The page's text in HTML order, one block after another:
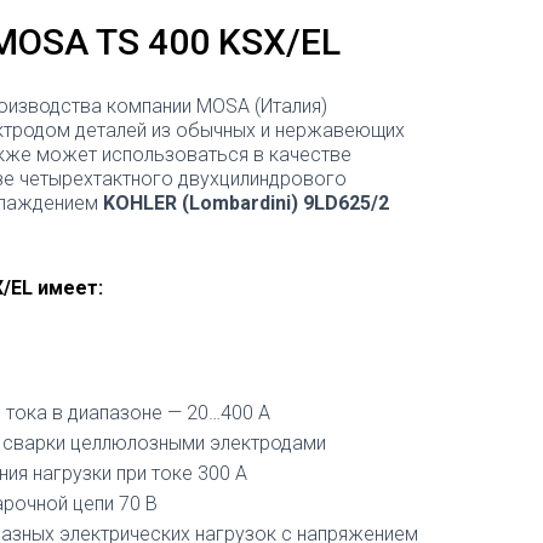
TS 400 KSX/EL
компании MOSA (Италия)
деталей из обычных и нержавеющих
может использоваться в качестве
четырехтактного двухцилиндрового
KOHLER (Lombardini) 9LD625/2
EL имеет:
в диапазоне — 20…400 А
целлюлозными электродами
нагрузки при токе 300 А
цепи 70 В
электрических нагрузок с напряжением